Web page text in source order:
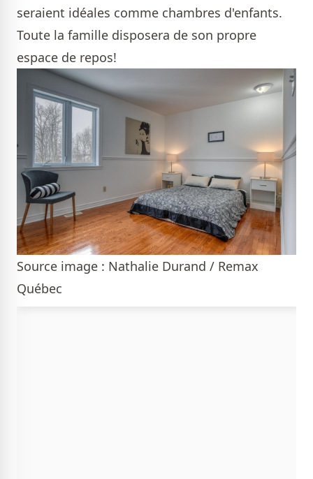
seraient idéales comme chambres d'enfants.
Toute la famille disposera de son propre
espace de repos!
Source image : Nathalie Durand / Remax
Québec